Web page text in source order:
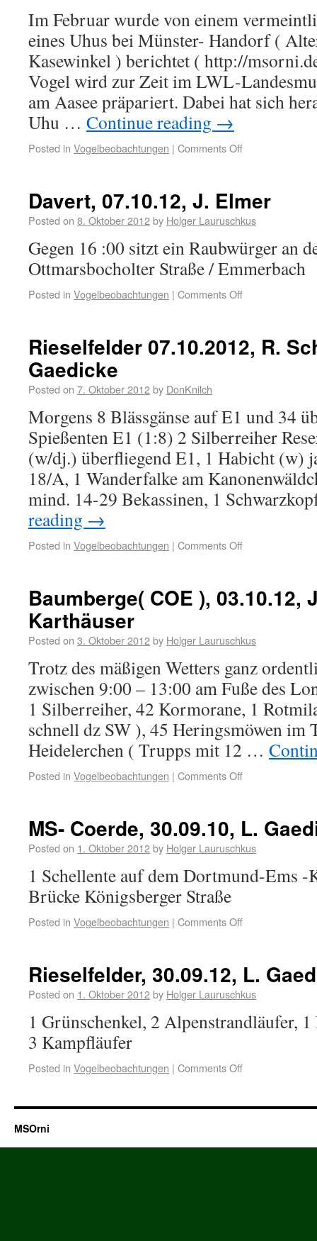
Im Februar wurde von einem
eines Uhus bei Münster- Handorf (
Kasewinkel ) berichtet ( http://
Vogel wird zur Zeit im LWL-
am Aasee präpariert. Dabei hat sich
Uhu … Continue reading →
Posted in Vogelbeobachtungen | Comments Off
Davert, 07.10.12, J. Elmer
Posted on 8. Oktober 2012by Holger Lauruschkus
Gegen 16 :00 sitzt ein Raubwürger an
Ottmarsbocholter Straße / Emmerbach
Posted in Vogelbeobachtungen | Comments Off
Rieselfelder 07.10.2012, R.
Gaedicke
Posted on 7. Oktober 2012by DonKnilch
Morgens 8 Blässgänse auf E1 und 34
Spießenten E1 (1:8) 2 Silberreiher
(w/dj.) überfliegend E1, 1 Habicht (w)
18/A, 1 Wanderfalke am
mind. 14-29 Bekassinen, 1
reading →
Posted in Vogelbeobachtungen | Comments Off
Baumberge( COE ), 03.10.12,
Karthäuser
Posted on 3. Oktober 2012by Holger Lauruschkus
Trotz des mäßigen Wetters ganz
zwischen 9:00 – 13:00 am Fuße des
1 Silberreiher, 42 Kormorane, 1
schnell dz SW ), 45 Heringsmöwen im
Heidelerchen ( Trupps mit 12 …
Posted in Vogelbeobachtungen | Comments Off
MS- Coerde, 30.09.10, L.
Posted on 1. Oktober 2012by Holger Lauruschkus
1 Schellente auf dem Dortmund-Ems -
Brücke Königsberger Straße
Posted in Vogelbeobachtungen | Comments Off
Rieselfelder, 30.09.12, L.
Posted on 1. Oktober 2012by Holger Lauruschkus
1 Grünschenkel, 2 Alpenstrandläufer,
3 Kampfläufer
Posted in Vogelbeobachtungen | Comments Off
MSOrni